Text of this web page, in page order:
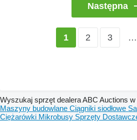
Następna
1 2 3 …
Wyszukaj sprzęt dealera ABC Auctions
Maszyny budowlane Ciągniki siodłowe
Ciężarówki Mikrobusy Sprzęty